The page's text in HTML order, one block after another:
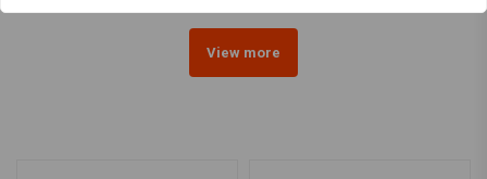
View more